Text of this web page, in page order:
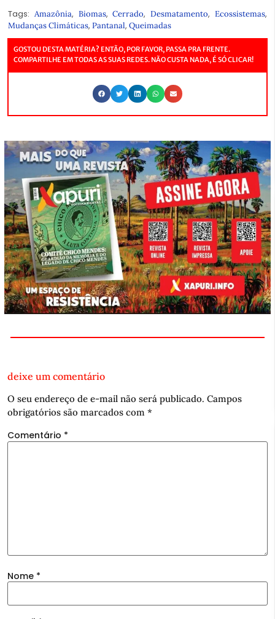
Tags: Amazônia, Biomas,Cerrado,Desmatamento,Ecossistemas,
Mudanças Climáticas, Pantanal, Queimadas
GOSTOU DESTA MATÉRIA? ENTÃO, POR FAVOR, PASSA PRA FRENTE.
COMPARTILHE EM TODAS AS SUAS REDES. NÃO CUSTA NADA, É SÓ CLICAR!
deixe um comentário
O seu endereço de e-mail não será publicado. Campos
obrigatórios são marcados com *
Comentário *
Nome *